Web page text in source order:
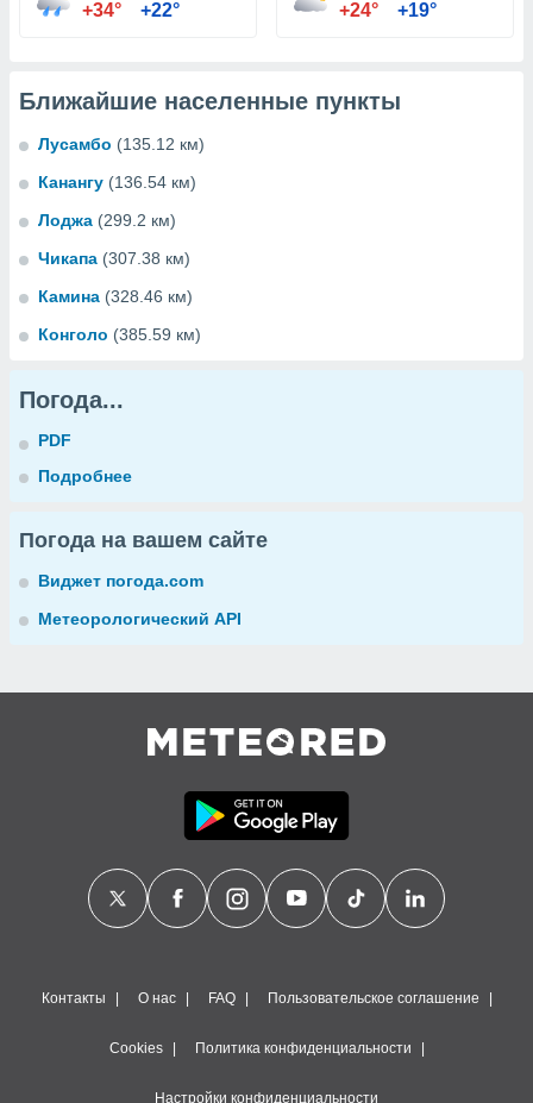
+34° +22° +24° +19°
Ближайшие населенные пункты
Лусамбо (135.12 км)
Канангу (136.54 км)
Лоджа (299.2 км)
Чикапа (307.38 км)
Камина (328.46 км)
Конголо (385.59 км)
Погода...
PDF
Подробнее
Погода на вашем сайте
Виджет погода.com
Метеорологический API
Контакты О нас FAQ Пользовательское соглашение
Cookies Политика конфиденциальности
Настройки конфиденциальности